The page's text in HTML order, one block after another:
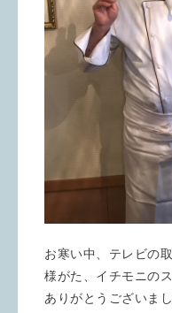
お寒い中、テレビの
様がた、イチモニの
ありがとうございまし